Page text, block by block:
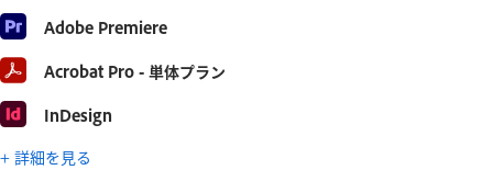
Adobe Premiere
Acrobat Pro-単体プラン
InDesign
+詳細を見る